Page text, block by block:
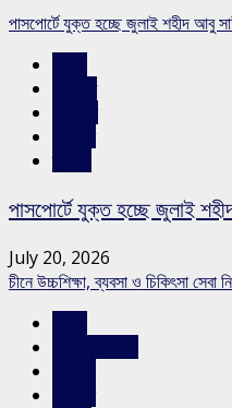
পাসপোর্টে যুক্ত হচ্ছে জুলাই শহীদ আবু
পাসপোর্টে যুক্ত হচ্ছে জুলাই
July 20, 2026
চীনে উচ্চশিক্ষা, ব্যবসা ও চিকিৎসা সেবা